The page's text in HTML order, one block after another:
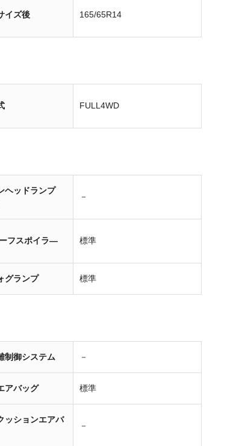
イズ後 165/65R14
FULL4WD
ヘッドランプ
－
フスポイラ― 標準
グランプ 標準
制御システム －
アバッグ 標準
ッションエアバ
－